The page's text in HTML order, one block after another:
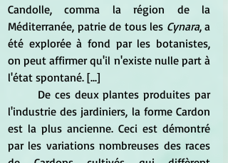
Candolle, comma la région de la
Méditerranée, patrie de tous les Cynara, a
été explorée à fond par les botanistes,
on peut affirmer qu'il n'existe nulle part à
l'état spontané. [...]
l'industrie des jardiniers, la forme Cardon
est la plus ancienne. Ceci est démontré
par les variations nombreuses des races